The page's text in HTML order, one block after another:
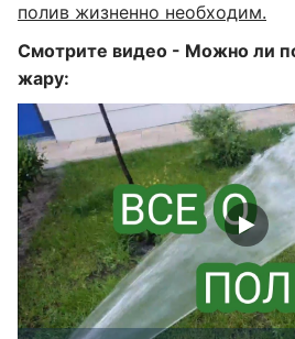
полив жизненно необходим.
Смотрите видео - Можно ли
жару: